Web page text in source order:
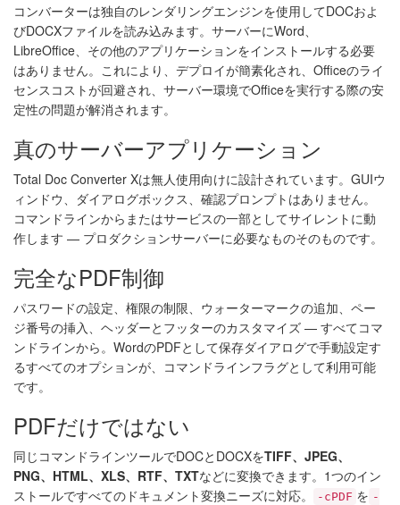
コンバーターは独自のレンダリングエンジンを使用してDOCおよ
びDOCXファイルを読み込みます。サーバーにWord、
LibreOffice、その他のアプリケーションをインストールする必要
はありません。これにより、デプロイが簡素化され、Officeのライ
センスコストが回避され、サーバー環境でOfficeを実行する際の安
定性の問題が解消されます。
真のサーバーアプリケーション
Total Doc Converter Xは無人使用向けに設計されています。GUIウ
ィンドウ、ダイアログボックス、確認プロンプトはありません。
コマンドラインからまたはサービスの一部としてサイレントに動
作します — プロダクションサーバーに必要なものそのものです。
完全なPDF制御
パスワードの設定、権限の制限、ウォーターマークの追加、ペー
ジ番号の挿入、ヘッダーとフッターのカスタマイズ — すべてコマ
ンドラインから。WordのPDFとして保存ダイアログで手動設定す
るすべてのオプションが、コマンドラインフラグとして利用可能
です。
PDFだけではない
同じコマンドラインツールでDOCとDOCXをTIFF、JPEG、
PNG、HTML、XLS、RTF、TXTなどに変換できます。1つのイン
ストールですべてのドキュメント変換ニーズに対応。
-cPDF を -